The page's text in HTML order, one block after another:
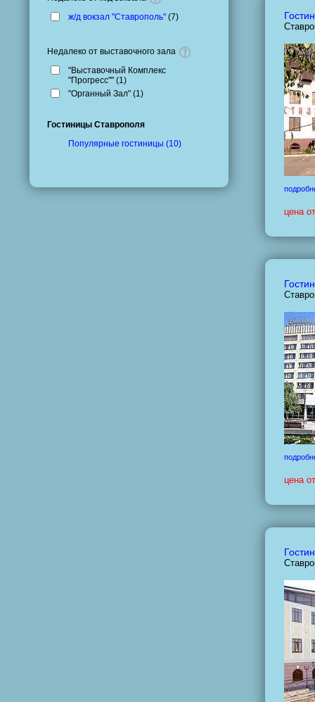
ж/д вокзал "Ставрополь" (7)
Недалеко от выставочного зала
"Выставочный Комплекс
"Прогресс"" (1 )
"Органный Зал" (1 )
Гостиницы Ставрополя
Популярные гостиницы (10)
цена
цена